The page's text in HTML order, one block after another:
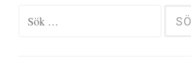
Sök efter: